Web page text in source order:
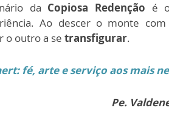
da Copiosa Redenção é
Ao descer o monte
o outro a se transfigurar.
fé, arte e serviço aos mais
Pe.